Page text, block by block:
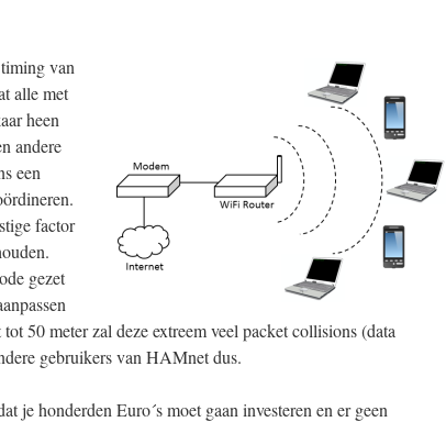
van
alle met
heen
andere
een
factor
gezet
50 meter zal deze extreem veel packet collisions (data
gebruikers van HAMnet dus.
je honderden Euro´s moet gaan investeren en er geen